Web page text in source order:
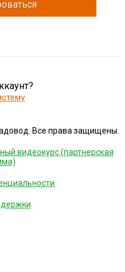
Все права защищены.
видеокурс (партнерская